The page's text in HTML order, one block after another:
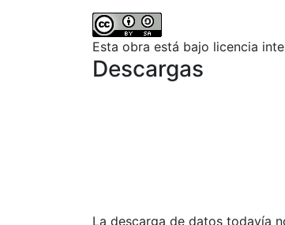
Esta obra está bajo licencia
Descargas
La descarga de datos todavía